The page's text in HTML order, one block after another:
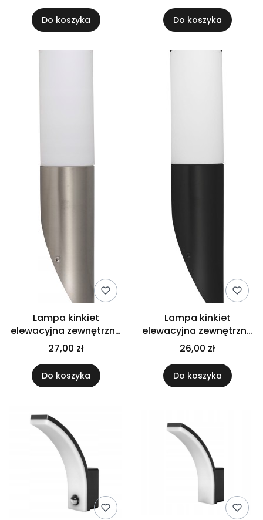
Do koszyka Do koszyka
Lampa kinkiet
elewacyjna zewnętrzna
ogrodowa opraw
srebrna
27,00 zł
Do koszyka
Lampa kinkiet
elewacyjna zewnętrzna
ogrodowa oprawa
czarna
26,00 zł
Do koszyka